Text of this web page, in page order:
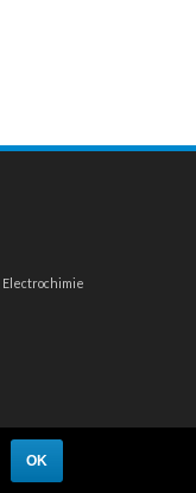
Electrochimie
OK